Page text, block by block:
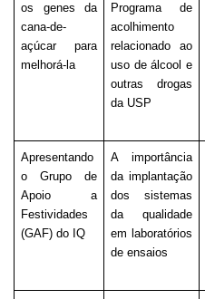
os genes da
cana-de-
açúcar para
melhorá-la
Programa de
acolhimento
relacionado ao
uso de álcool e
outras drogas
da USP
Apresentando
o Grupo de
Apoio a
Festividades
(GAF) do IQ
A importância
da implantação
dos sistemas
da qualidade
em laboratórios
de ensaios